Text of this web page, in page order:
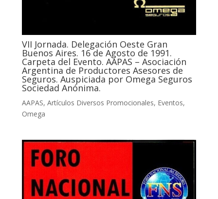
VII Jornada. Delegación Oeste Gran
Buenos Aires. 16 de Agosto de 1991.
Carpeta del Evento. AAPAS – Asociación
Argentina de Productores Asesores de
Seguros. Auspiciada por Omega Seguros
Sociedad Anónima.
AAPAS, Artículos Diversos Promocionales, Eventos,
Omega